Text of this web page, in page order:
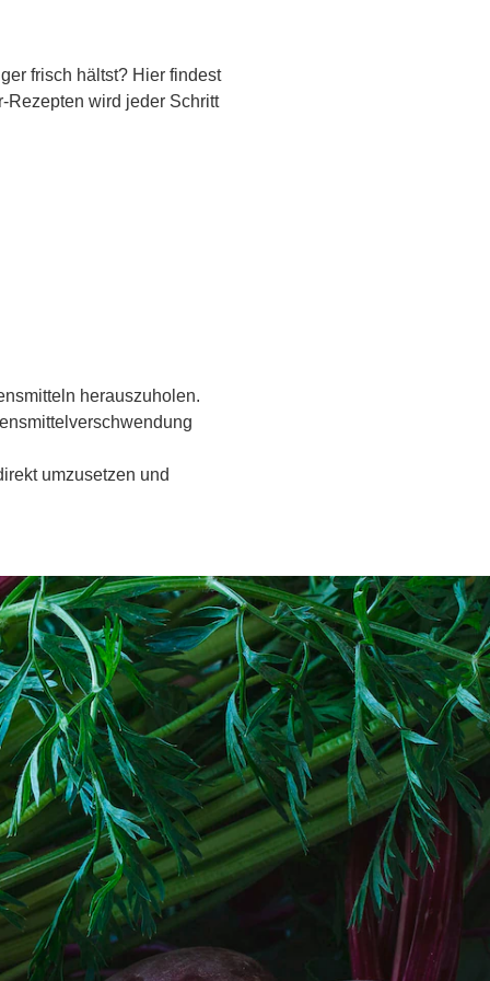
frisch hältst? Hier findest
Rezepten wird jeder Schritt
herauszuholen.
umzusetzen und